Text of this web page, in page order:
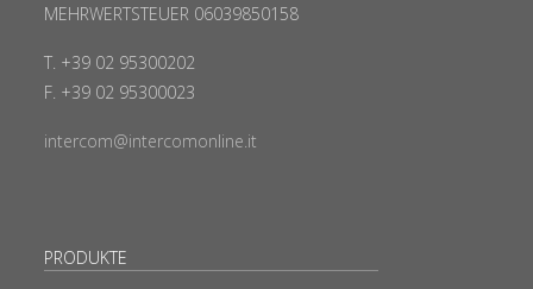
MEHRWERTSTEUER 06039850158
T. +39 02 95300202
F. +39 02 95300023
intercom@intercomonline.it
PRODUKTE